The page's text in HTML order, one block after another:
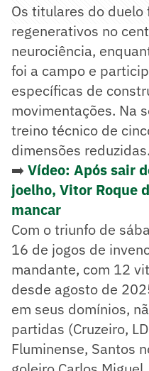
Os titulares do
regenerativos no
neurociência,
foi a campo e
específicas de
movimentações. Na
treino técnico de
dimensões reduzidas.
➡️ Vídeo: Após sair
joelho, Vitor Roque
mancar
Com o triunfo de
16 de jogos de
mandante, com 12
desde agosto de
em seus domínios,
partidas (Cruzeiro,
Fluminense, Santos